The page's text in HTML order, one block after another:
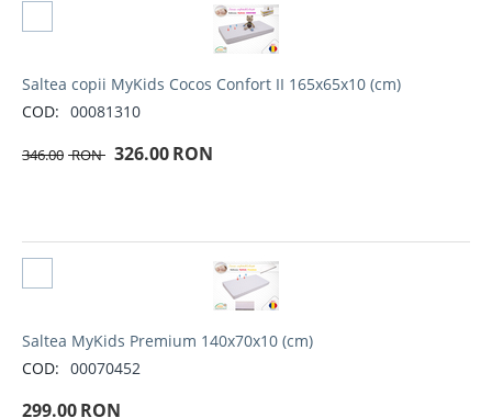
Saltea copii MyKids Cocos Confort II 165x65x10 (cm)
COD: 00081310
346.00 RON 326.00RON
Saltea MyKids Premium 140x70x10 (cm)
COD: 00070452
299.00RON